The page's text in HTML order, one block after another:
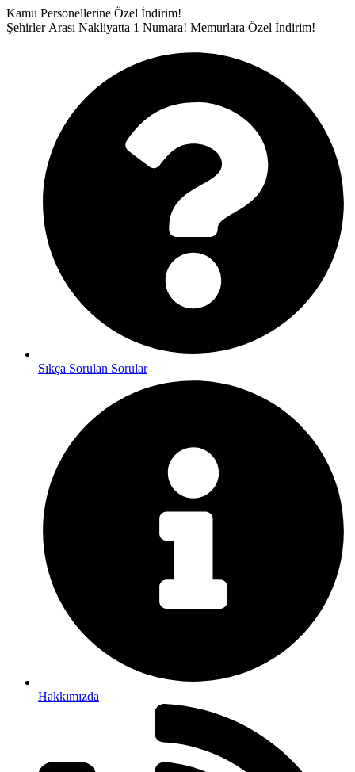
İçeriğe
atla
Kamu Personellerine Özel İndirim!
Şehirler Arası Nakliyatta 1 Numara! Memurlara Özel İndirim!
Sıkça Sorulan Sorular
Hakkımızda